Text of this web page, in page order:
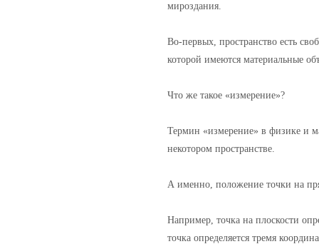
мироздания.
Во-первых, пространство есть
которой имеются материальные
Что же такое «измерение»?
Термин «измерение» в физике и
некотором пространстве.
А именно, положение точки на
Например, точка на плоскости
точка определяется тремя